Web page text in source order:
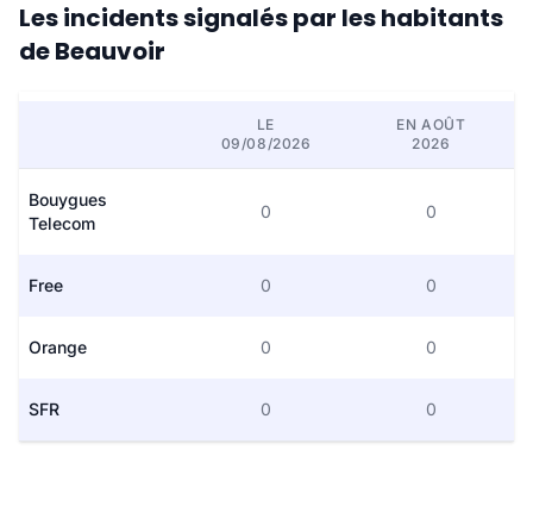
Les incidents signalés par les habitants
de Beauvoir
LE
09/08/2026
EN AOÛT
2026
Bouygues
Telecom
0 0
Free 0 0
Orange 0 0
SFR 0 0